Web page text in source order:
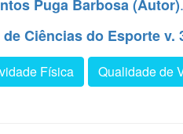
Puga Barbosa (Autor)
Ciências do Esporte v.
Física Qualidade de